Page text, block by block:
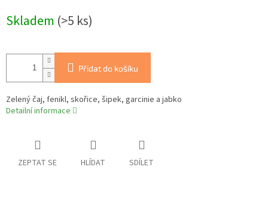
cena:
Skladem (>5 ks)
Přidat do košíku
Zelený čaj, fenikl, skořice, šipek, garcinie a jabko
Detailní informace
ZEPTAT SE HLÍDAT SDÍLET